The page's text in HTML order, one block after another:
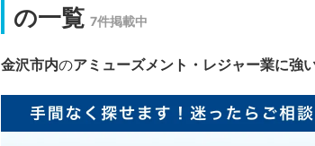
の一覧 7件掲載中
金沢市内のアミューズメント・レジャー業に強